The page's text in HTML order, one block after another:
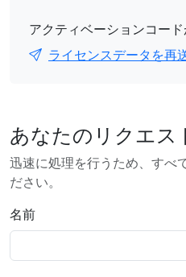
あなたのリクエス
迅速に処理を行うため、すべ
ださい。
名前
アクティベーションコー
ライセンスデータを再